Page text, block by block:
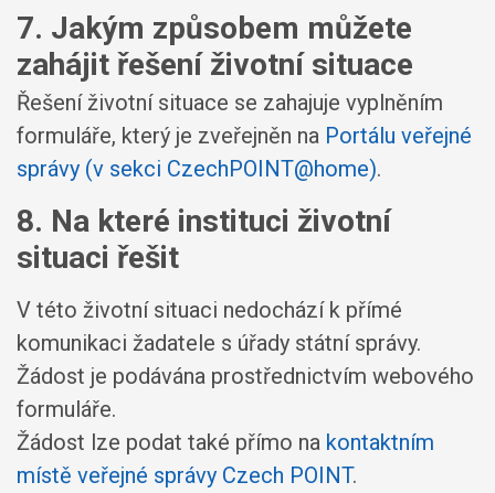
7. Jakým způsobem můžete
zahájit řešení životní situace
Řešení životní situace se zahajuje vyplněním
formuláře, který je zveřejněn na Portálu veřejné
správy (v sekci CzechPOINT@home).
8. Na které instituci životní
situaci řešit
V této životní situaci nedochází k přímé
komunikaci žadatele s úřady státní správy.
Žádost je podávána prostřednictvím webového
formuláře.
Žádost lze podat také přímo na kontaktním
místě veřejné správy Czech POINT.